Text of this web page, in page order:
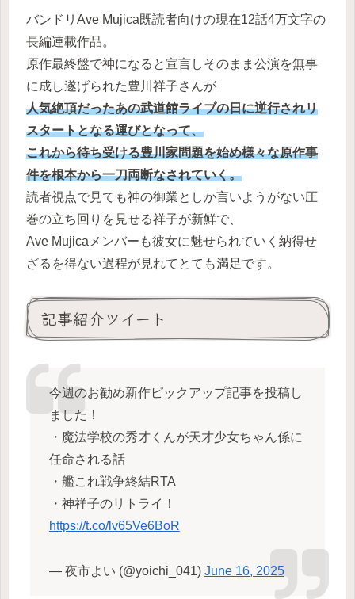
バンドリAve Mujica既読者向けの現在12話4万文字の
長編連載作品。
原作最終盤で神になると宣言しそのまま公演を無事
に成し遂げられた豊川祥子さんが
人気絶頂だったあの武道館ライブの日に逆行されリ
スタートとなる運びとなって、
これから待ち受ける豊川家問題を始め様々な原作事
件を根本から一刀両断なされていく。
読者視点で見ても神の御業としか言いようがない圧
巻の立ち回りを見せる祥子が新鮮で、
Ave Mujicaメンバーも彼女に魅せられていく納得せ
ざるを得ない過程が見れてとても満足です。
記事紹介ツイート
今週のお勧め新作ピックアップ記事を投稿し
ました！
・魔法学校の秀才くんが天才少女ちゃん係に
任命される話
・艦これ戦争終結RTA
・神祥子のリトライ！
https://t.co/lv65Ve6BoR
— 夜市よい (@yoichi_041) June 16, 2025